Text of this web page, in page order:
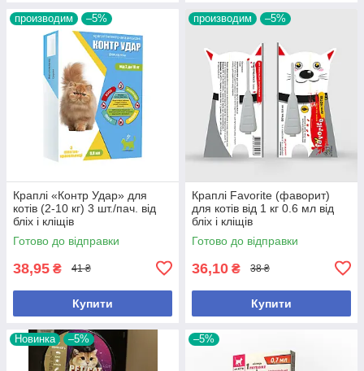
производим –5%
Краплі «Контр Удар» для
котів (2-10 кг) 3 шт./пач. від
бліх і кліщів
Готово до відправки
38,95 ₴ 41 ₴
Купити
производим –5%
Краплі Favorite (фаворит)
для котів від 1 кг 0.6 мл від
бліх і кліщів
Готово до відправки
36,10 ₴ 38 ₴
Купити
Новинка –5% –5%